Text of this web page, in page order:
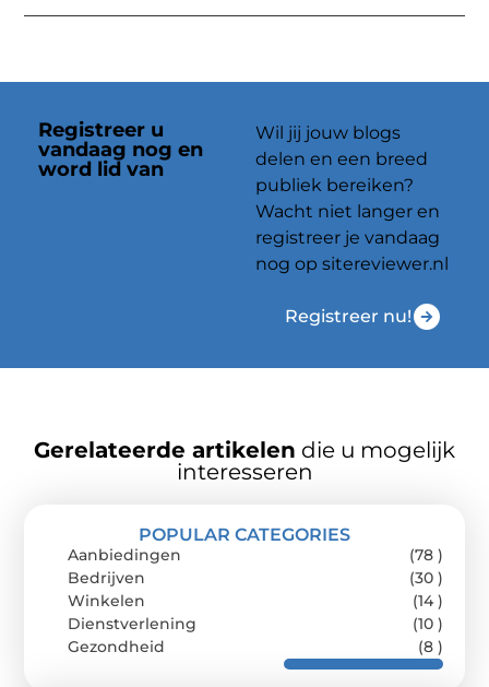
Registreer u
vandaag nog en
word lid van
Wil jij jouw blogs
delen en een breed
publiek bereiken?
Wacht niet langer en
registreer je vandaag
nog op sitereviewer.nl
Registreer nu!
Gerelateerde artikelen die u mogelijk
interesseren
POPULAR CATEGORIES
Aanbiedingen
(78 )
Bedrijven
(30 )
Winkelen
(14 )
Dienstverlening
(10 )
Gezondheid
(8 )